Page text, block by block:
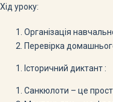
Хід уроку:
Організація
Перевірка
Історичний диктант :
Санкюлоти – це